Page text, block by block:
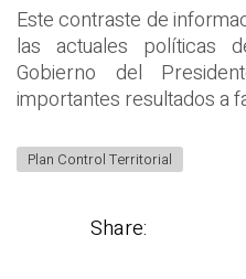
Este contraste de
las actuales políticas
Gobierno del
importantes resultados a
Plan Control Territorial
Share: